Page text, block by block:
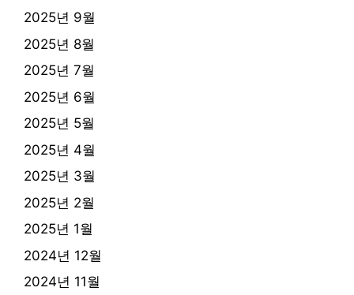
2025년 9월
2025년 8월
2025년 7월
2025년 6월
2025년 5월
2025년 4월
2025년 3월
2025년 2월
2025년 1월
2024년 12월
2024년 11월